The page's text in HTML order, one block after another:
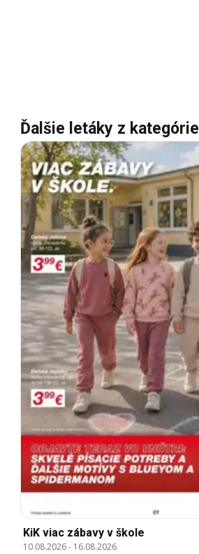
Ďalšie letáky z kategórie
KiK viac zábavy v škole
10.08.2026- 16.08.2026